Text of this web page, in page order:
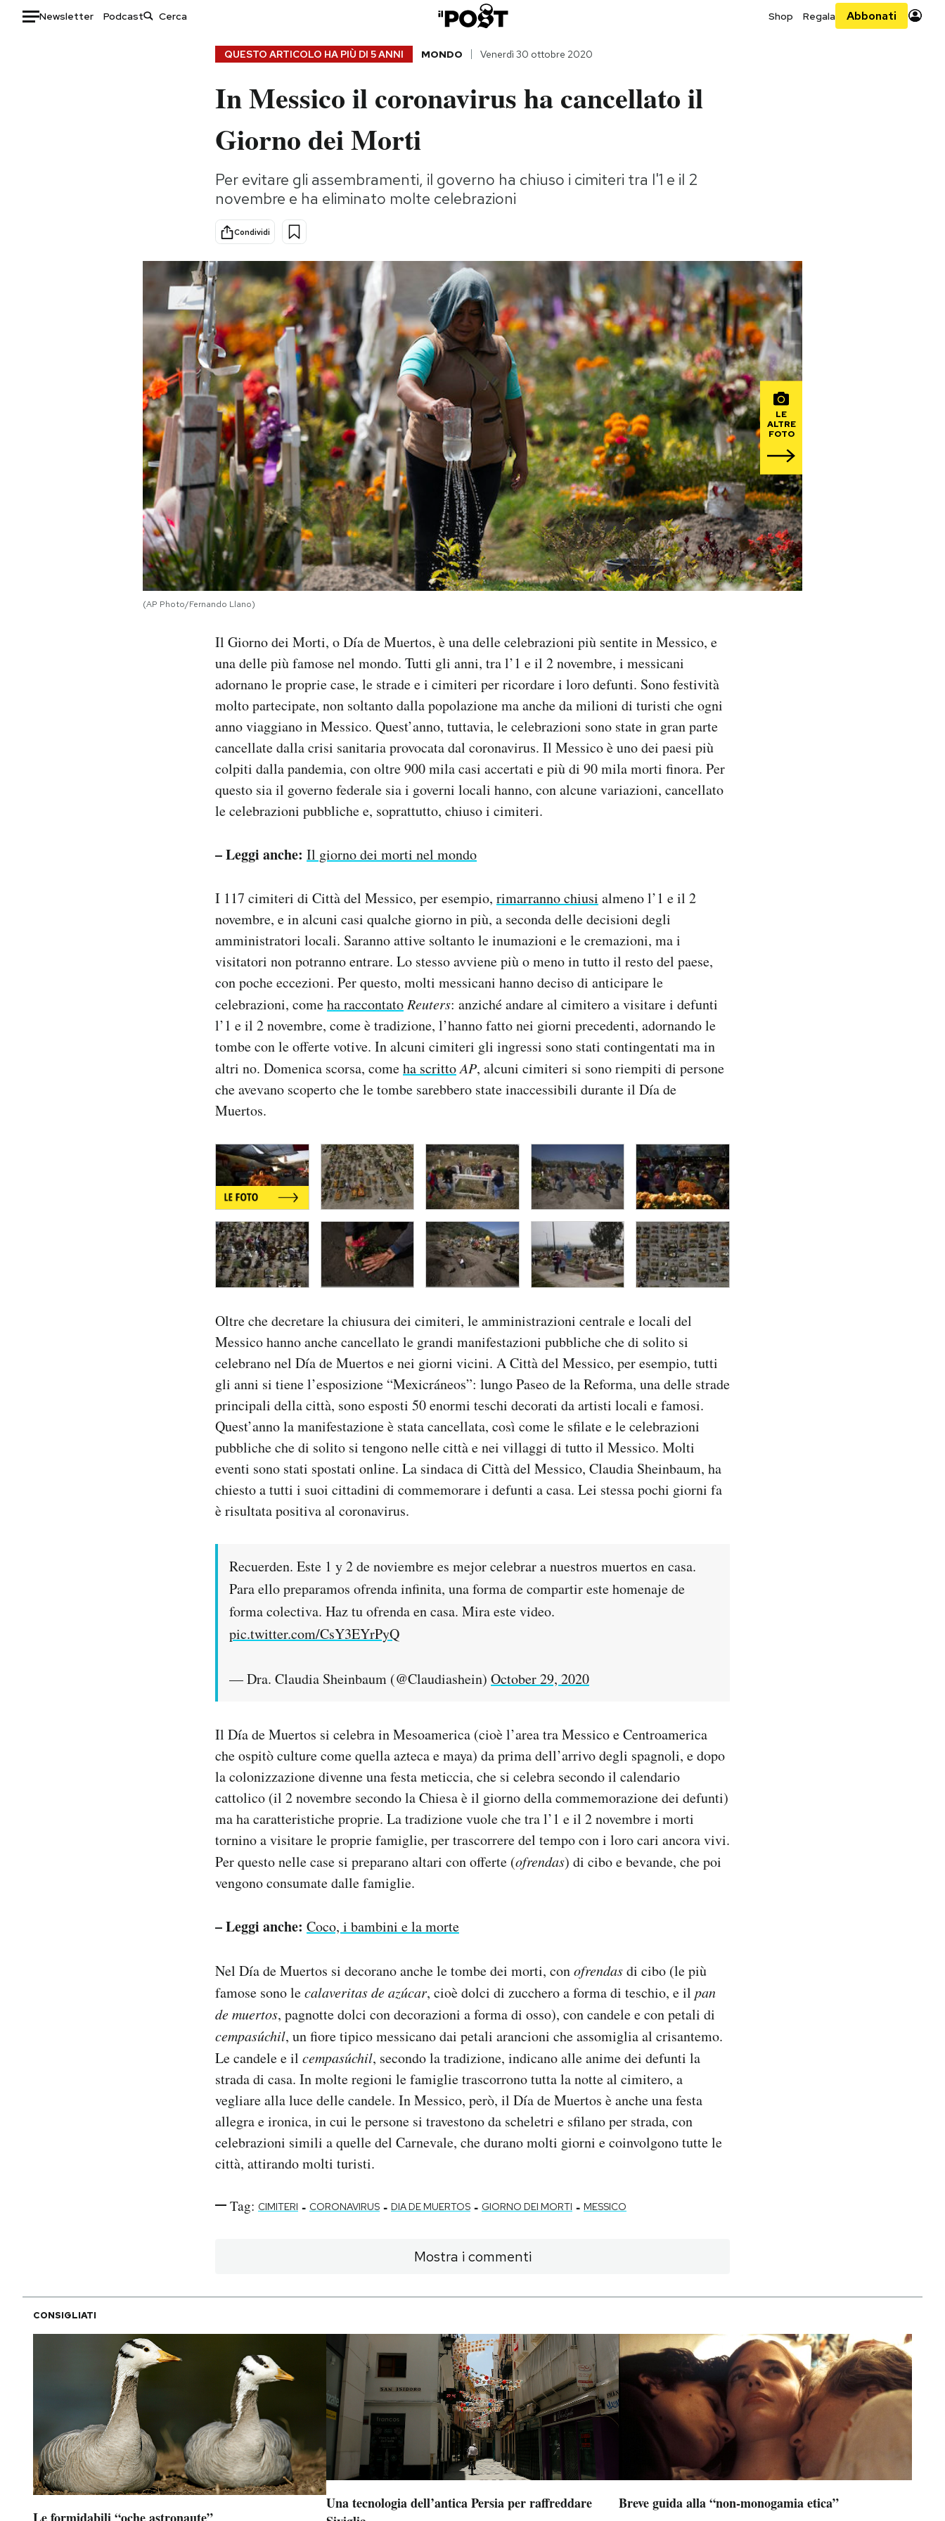
Newsletter Podcast Shop Regala Abbonati
Storie/Idee
Ok Boomer!
Altrecose
Mondiali calcio 2026
AREA PERSONALE
QUESTO ARTICOLO HA PIÙ DI 5 ANNI MONDO Venerdì 30 ottobre 2020
In Messico il coronavirus ha cancellato il
Giorno dei Morti
Per evitare gli assembramenti, il governo ha chiuso i cimiteri tra l'1 e il 2
novembre e ha eliminato molte celebrazioni
Condividi
LE
ALTRE
FOTO
(AP Photo/Fernando Llano)
Il Giorno dei Morti, o Día de Muertos, è una delle celebrazioni più sentite in Messico, e
una delle più famose nel mondo. Tutti gli anni, tra l’1 e il 2 novembre, i messicani
adornano le proprie case, le strade e i cimiteri per ricordare i loro defunti. Sono festività
molto partecipate, non soltanto dalla popolazione ma anche da milioni di turisti che ogni
anno viaggiano in Messico. Quest’anno, tuttavia, le celebrazioni sono state in gran parte
cancellate dalla crisi sanitaria provocata dal coronavirus. Il Messico è uno dei paesi più
colpiti dalla pandemia, con oltre 900 mila casi accertati e più di 90 mila morti finora. Per
questo sia il governo federale sia i governi locali hanno, con alcune variazioni, cancellato
le celebrazioni pubbliche e, soprattutto, chiuso i cimiteri.
– Leggi anche: Il giorno dei morti nel mondo
I 117 cimiteri di Città del Messico, per esempio, rimarranno chiusi almeno l’1 e il 2
novembre, e in alcuni casi qualche giorno in più, a seconda delle decisioni degli
amministratori locali. Saranno attive soltanto le inumazioni e le cremazioni, ma i
visitatori non potranno entrare. Lo stesso avviene più o meno in tutto il resto del paese,
con poche eccezioni. Per questo, molti messicani hanno deciso di anticipare le
celebrazioni, comeha raccontatoReuters: anziché andare al cimitero a visitare i defunti
l’1 e il 2 novembre, come è tradizione, l’hanno fatto nei giorni precedenti, adornando le
tombe con le offerte votive. In alcuni cimiteri gli ingressi sono stati contingentati ma in
altri no. Domenica scorsa, comeha scrittoAP, alcuni cimiteri si sono riempiti di persone
che avevano scoperto che le tombe sarebbero state inaccessibili durante il Día de
Muertos.
Oltre che decretare la chiusura dei cimiteri, le amministrazioni centrale e locali del
Messico hanno anche cancellato le grandi manifestazioni pubbliche che di solito si
celebrano nel Día de Muertos e nei giorni vicini. A Città del Messico, per esempio, tutti
gli anni si tiene l’esposizione “Mexicráneos”: lungo Paseo de la Reforma, una delle strade
principali della città, sono esposti 50 enormi teschi decorati da artisti locali e famosi.
Quest’anno la manifestazione è stata cancellata, così come le sfilate e le celebrazioni
pubbliche che di solito si tengono nelle città e nei villaggi di tutto il Messico. Molti
eventi sono stati spostati online. La sindaca di Città del Messico, Claudia Sheinbaum, ha
chiesto a tutti i suoi cittadini di commemorare i defunti a casa. Lei stessa pochi giorni fa
è risultata positiva al coronavirus.
Recuerden. Este 1 y 2 de noviembre es mejor celebrar a nuestros muertos en casa.
Para ello preparamos ofrenda infinita, una forma de compartir este homenaje de
forma colectiva. Haz tu ofrenda en casa. Mira este video.
pic.twitter.com/CsY3EYrPyQ
— Dra. Claudia Sheinbaum (@Claudiashein) October 29, 2020
Il Día de Muertos si celebra in Mesoamerica (cioè l’area tra Messico e Centroamerica
che ospitò culture come quella azteca e maya) da prima dell’arrivo degli spagnoli, e dopo
la colonizzazione divenne una festa meticcia, che si celebra secondo il calendario
cattolico (il 2 novembre secondo la Chiesa è il giorno della commemorazione dei defunti)
ma ha caratteristiche proprie. La tradizione vuole che tra l’1 e il 2 novembre i morti
tornino a visitare le proprie famiglie, per trascorrere del tempo con i loro cari ancora vivi.
Per questo nelle case si preparano altari con offerte (ofrendas) di cibo e bevande, che poi
vengono consumate dalle famiglie.
– Leggi anche: Coco, i bambini e la morte
Nel Día de Muertos si decorano anche le tombe dei morti, conofrendasdi cibo (le più
famose sono lecalaveritas de azúcar, cioè dolci di zucchero a forma di teschio, e il pan
de muertos, pagnotte dolci con decorazioni a forma di osso), con candele e con petali di
cempasúchil, un fiore tipico messicano dai petali arancioni che assomiglia al crisantemo.
Le candele e il cempasúchil, secondo la tradizione, indicano alle anime dei defunti la
strada di casa. In molte regioni le famiglie trascorrono tutta la notte al cimitero, a
vegliare alla luce delle candele. In Messico, però, il Día de Muertos è anche una festa
allegra e ironica, in cui le persone si travestono da scheletri e sfilano per strada, con
celebrazioni simili a quelle del Carnevale, che durano molti giorni e coinvolgono tutte le
città, attirando molti turisti.
Tag: CIMITERI - CORONAVIRUS - DIA DE MUERTOS - GIORNO DEI MORTI - MESSICO
Mostra i commenti
CONSIGLIATI
Le formidabili “oche astronaute”
Una tecnologia dell’antica Persia per raffreddare
Breve guida alla “non-monogamia etica”